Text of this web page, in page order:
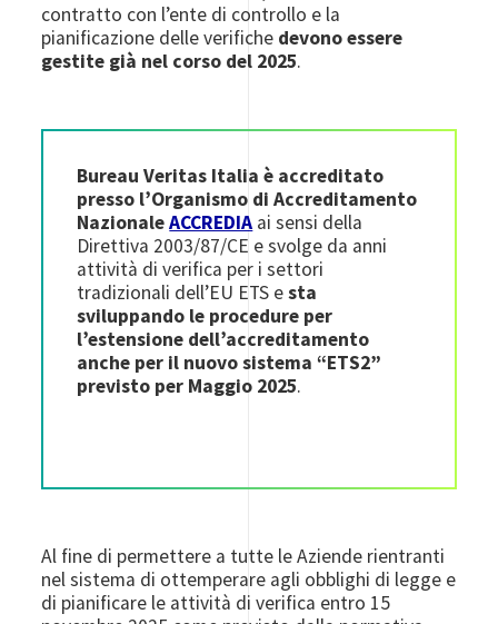
contratto con l’ente di controllo e la
pianificazione delle verifiche devono essere
gestite già nel corso del 2025.
Bureau Veritas Italia è accreditato
presso l’Organismo di Accreditamento
NazionaleACCREDIA ai sensi della
Direttiva 2003/87/CE e svolge da anni
attività di verifica per i settori
tradizionali dell’EU ETS esta
sviluppando le procedure per
l’estensione dell’accreditamento
anche per il nuovo sistema “ETS2”
previsto per Maggio 2025.
Al fine di permettere a tutte le Aziende rientranti
nel sistema di ottemperare agli obblighi di legge e
di pianificare le attività di verifica entro 15